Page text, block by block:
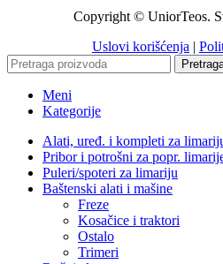
Copyright © UniorTeos.
Uslovi korišćenja |
Meni
Kategorije
Alati, uređ. i kompleti za
Pribor i potrošni za popr.
Puleri/spoteri za limariju
Baštenski alati i mašine
Freze
Kosačice i traktori
Ostalo
Trimeri